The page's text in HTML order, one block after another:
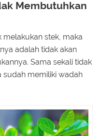
Membutuhkan
stek, maka
adalah tidak akan
Sama sekali tidak
sudah memiliki wadah